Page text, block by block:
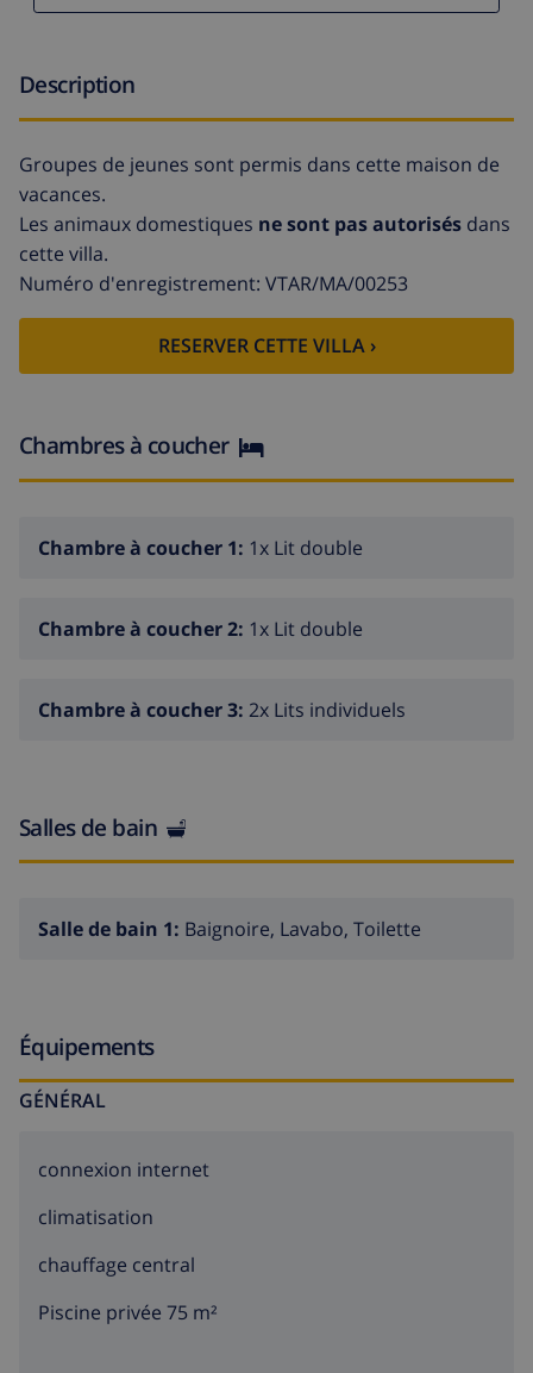
Description
Groupes de jeunes sont permis dans cette maison de
vacances.
Les animaux domestiques ne sont pas autorisés dans
cette villa.
Numéro d'enregistrement: VTAR/MA/00253
RESERVER CETTE VILLA ›
Chambres à coucher
Chambre à coucher 1: 1x Lit double
Chambre à coucher 2: 1x Lit double
Chambre à coucher 3: 2x Lits individuels
Salles de bain
Salle de bain 1: Baignoire, Lavabo, Toilette
Équipements
GÉNÉRAL
connexion internet
climatisation
chauffage central
Piscine privée 75 m²